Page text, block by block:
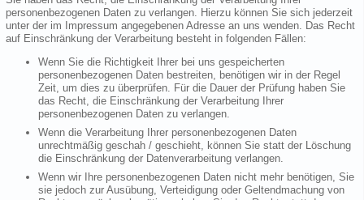
personenbezogenen Daten zu verlangen. Hierzu können Sie sich jederzeit
unter der im Impressum angegebenen Adresse an uns wenden. Das Recht
auf Einschränkung der Verarbeitung besteht in folgenden Fällen:
Wenn Sie die Richtigkeit Ihrer bei uns gespeicherten
personenbezogenen Daten bestreiten, benötigen wir in der Regel
Zeit, um dies zu überprüfen. Für die Dauer der Prüfung haben Sie
das Recht, die Einschränkung der Verarbeitung Ihrer
personenbezogenen Daten zu verlangen.
Wenn die Verarbeitung Ihrer personenbezogenen Daten
unrechtmäßig geschah / geschieht, können Sie statt der Löschung
die Einschränkung der Datenverarbeitung verlangen.
Wenn wir Ihre personenbezogenen Daten nicht mehr benötigen, Sie
sie jedoch zur Ausübung, Verteidigung oder Geltendmachung von